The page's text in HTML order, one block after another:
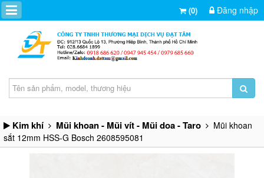
(0) Đăng nhập
Kim khí Mũi khoan - Mũi vít - Mũi doa - Taro
Mũi khoan
sắt 12mm HSS-G Bosch 2608595081